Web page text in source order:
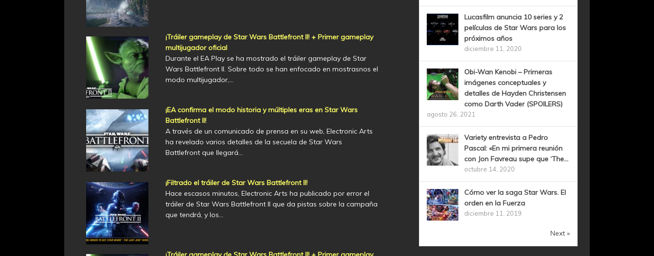
¡Tráiler gameplay de Star Wars Battlefront II! + Primer gameplay
multijugador oficial
Durante el EA Play se ha mostrado el tráiler gameplay de Star
Wars Battlefront II. Sobre todo se han enfocado en mostrasnos el
modo multijugador,…
¡EA confirma el modo historia y múltiples eras en Star Wars
Battlefront II!
A través de un comunicado de prensa en su web, Electronic Arts
ha revelado varios detalles de la secuela de Star Wars
Battlefront que llegará…
¡Filtrado el tráiler de Star Wars Battlefront II!
Hace escasos minutos, Electronic Arts ha publicado por error el
tráiler de Star Wars Battlefront II que da pistas sobre la campaña
que tendrá, y los…
Lucasfilm anuncia 10 series y 2
películas de Star Wars para los
próximos años
diciembre 11, 2020
Obi-Wan Kenobi – Primeras
imágenes conceptuales y
detalles de Hayden Christensen
como Darth Vader (SPOILERS)
agosto 26, 2021
Variety entrevista a Pedro
Pascal: «En mi primera reunión
con Jon Favreau supe que ‘The...
octubre 14, 2020
Cómo ver la saga Star Wars. El
orden en la Fuerza
diciembre 11, 2019
Next »